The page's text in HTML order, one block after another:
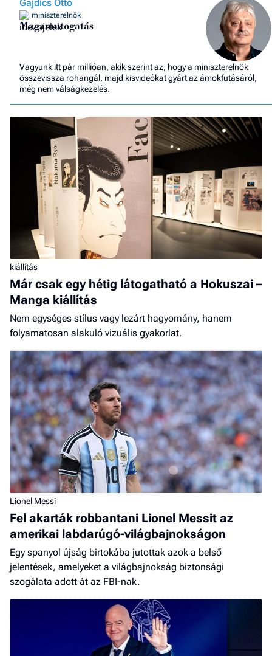
Gajdics Ottó
miniszterelnök
Magamutogatás
Vagyunk itt pár millióan, akik szerint az, hogy a miniszterelnök
összevissza rohangál, majd kisvideókat gyárt az ámokfutásáról,
még nem válságkezelés.
kiállítás
Már csak egy hétig látogatható a Hokuszai –
Manga kiállítás
Nem egységes stílus vagy lezárt hagyomány, hanem
folyamatosan alakuló vizuális gyakorlat.
Lionel Messi
Fel akarták robbantani Lionel Messit az
amerikai labdarúgó-világbajnokságon
Egy spanyol újság birtokába jutottak azok a belső
jelentések, amelyeket a világbajnokság biztonsági
szogálata adott át az FBI-nak.